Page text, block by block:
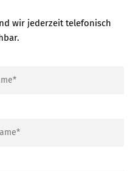
wir jederzeit telefonisch